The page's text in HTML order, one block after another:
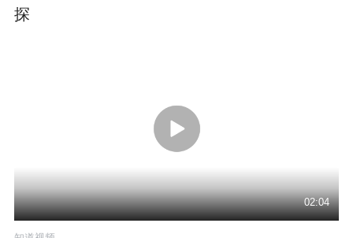
探
02:04